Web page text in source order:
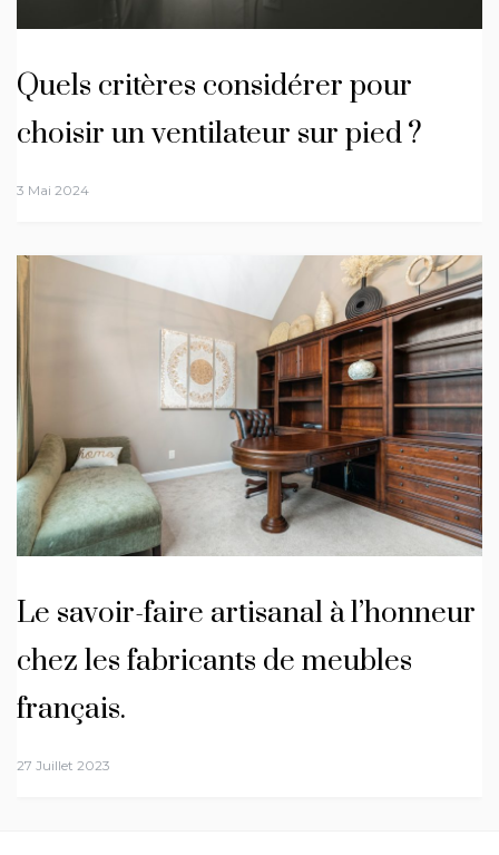
Quels critères considérer pour
choisir un ventilateur sur pied ?
3 Mai 2024
Le savoir-faire artisanal à l’honneur
chez les fabricants de meubles
français.
27 Juillet 2023